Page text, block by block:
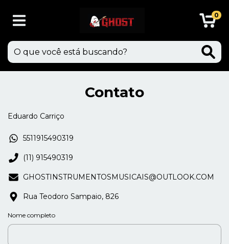
0
Contato
Eduardo Carriço
5511915490319
(11) 915490319
GHOSTINSTRUMENTOSMUSICAIS@OUTLOOK.COM
Rua Teodoro Sampaio, 826
Nome completo